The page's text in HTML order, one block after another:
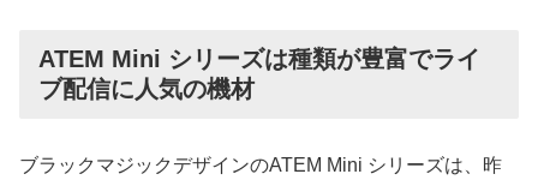
ATEM Mini シリーズは種類が豊富でライ
ブ配信に人気の機材
ブラックマジックデザインのATEM Mini シリーズは、昨